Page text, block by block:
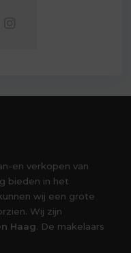
en verkopen van
bieden in het
wij een grote
Wij zijn
Haag. De makelaars